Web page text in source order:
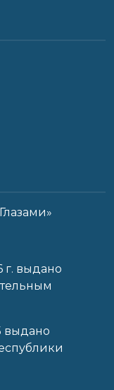
г. выдано
выдано